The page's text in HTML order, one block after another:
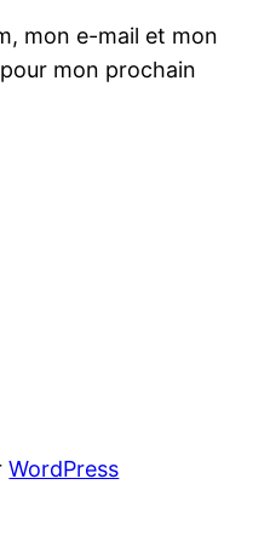
mon e-mail et mon
mon prochain
WordPress